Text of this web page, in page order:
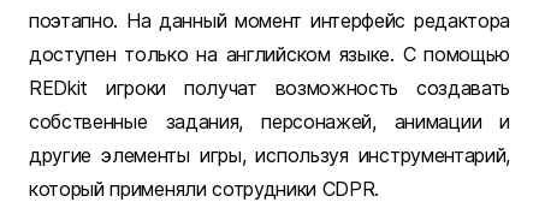
поэтапно. На данный момент интерфейс редактора
доступен только на английском языке. С помощью
REDkit игроки получат возможность создавать
собственные задания, персонажей, анимации и
другие элементы игры, используя инструментарий,
который применяли сотрудники CDPR.